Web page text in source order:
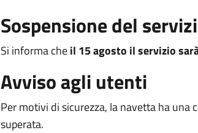
Sospensione del
Si informa cheil 15 agosto il servizio
Avviso agli utenti
Per motivi di sicurezza, la navetta ha una
superata.